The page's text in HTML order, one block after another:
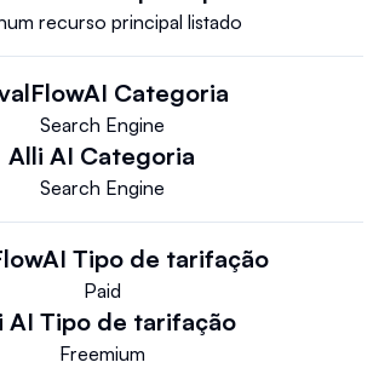
recurso principal listado
Categoria
Search Engine
Alli AI Categoria
Search Engine
Tipo de tarifação
Paid
AI Tipo de tarifação
Freemium